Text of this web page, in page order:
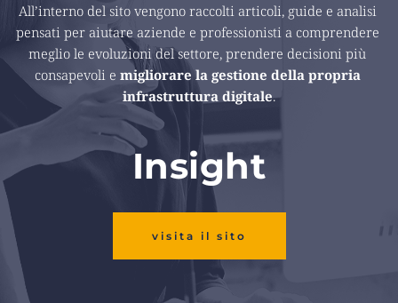
All’interno del sito vengono raccolti articoli, guide e analisi
pensati per aiutare aziende e professionisti a comprendere
meglio le evoluzioni del settore, prendere decisioni più
consapevoli e migliorare la gestione della propria
infrastruttura digitale.
Insight
visita il sito